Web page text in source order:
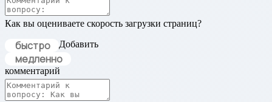
Как вы оцениваете скорость загрузки страниц?
быстро
медленно
Добавить
комментарий